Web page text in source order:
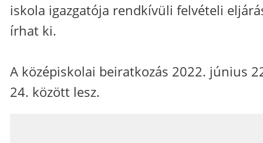
iskola igazgatója rendkívüli felvételi
írhat ki.
A középiskolai beiratkozás 2022. június
24. között lesz.